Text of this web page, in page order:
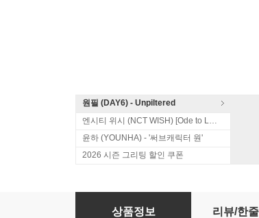
원필 (DAY6) - Unpiltered
엔시티 위시 (NCT WISH) [Ode to Love]
윤하 (YOUNHA) - '써브캐릭터 원'
2026 시즌 그리팅 할인 쿠폰
CRAVITY (크래비티) - 미니앨범 8집
상품정보 리뷰/한